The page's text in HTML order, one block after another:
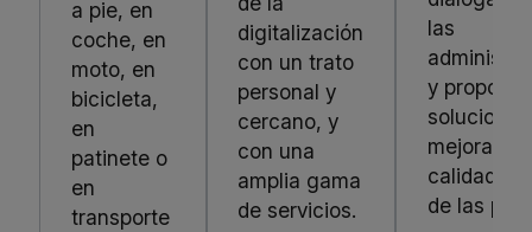
a pie, en
coche, en
moto, en
bicicleta,
en
patinete o
en
transporte
digitalización
con un trato
personal y
cercano, y
con una
amplia gama
de servicios.
las
y
mejorar la
calidad de
de las